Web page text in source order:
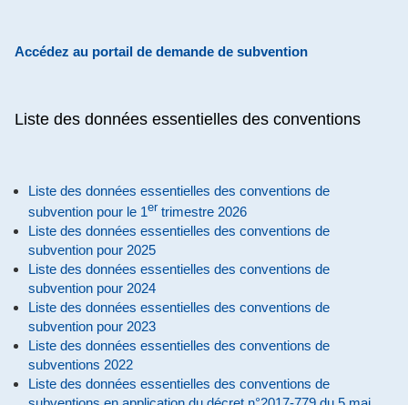
Accédez au portail de demande de subvention
Liste des données essentielles des conventions
Liste des données essentielles des conventions de
subvention pour le 1er trimestre 2026
Liste des données essentielles des conventions de
subvention pour 2025
Liste des données essentielles des conventions de
subvention pour 2024
Liste des données essentielles des conventions de
subvention pour 2023
Liste des données essentielles des conventions de
subventions 2022
Liste des données essentielles des conventions de